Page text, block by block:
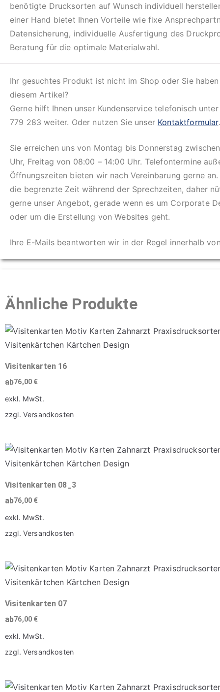
benötigte Drucksorten auf Wunsch individuell
einer Hand bietet Ihnen Vorteile wie fixe
Datensicherung, individuelle Ausfertigung des
Beratung für die optimale Materialwahl.
Ihr gesuchtes Produkt ist nicht im Shop oder Sie
diesem Artikel?
Gerne hilft Ihnen unser Kundenservice telefonisch
779 283 weiter. Oder nutzen Sie unser Kontaktformular.
Sie erreichen uns von Montag bis Donnerstag
Uhr, Freitag von 08:00 – 14:00 Uhr. Telefontermine
Öffnungszeiten bieten wir nach Vereinbarung gerne
die begrenzte Zeit während der Sprechzeiten, daher
gerne unser Angebot, gerade wenn es um Corporate
oder um die Erstellung von Websites geht.
Ihre E-Mails beantworten wir in der Regel innerhalb
Ähnliche Produkte
Visitenkarten 16
ab76,00 €
exkl. MwSt.
zzgl. Versandkosten
Produkt
Varianten
auf.
können
der
Produktseite
werden
Visitenkarten 08_3
ab76,00 €
exkl. MwSt.
zzgl. Versandkosten
Produkt
Varianten
auf.
können
der
Visitenkarten 07
ab76,00 €
exkl. MwSt.
zzgl. Versandkosten
Produkt